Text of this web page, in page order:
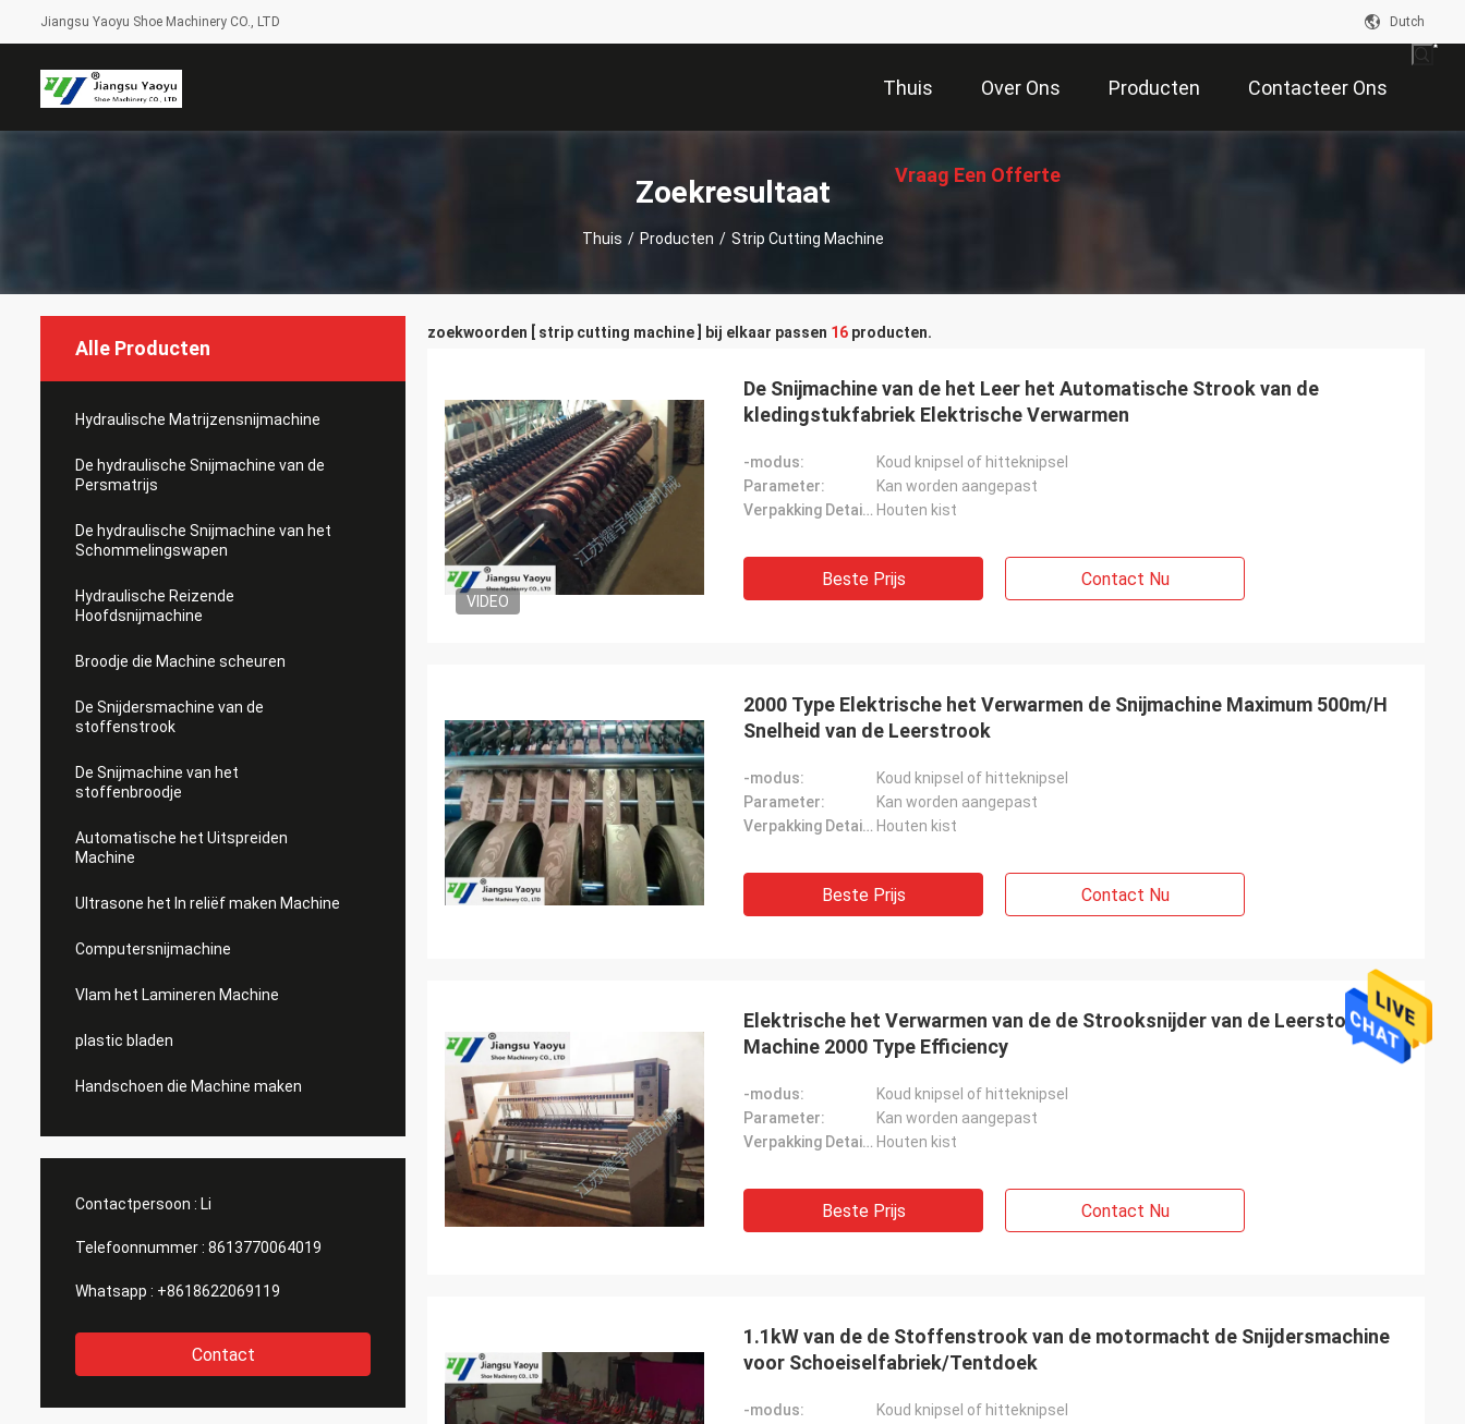
Jiangsu Yaoyu Shoe Machinery CO., LTD Dutch
Thuis Over Ons Producten Contacteer Ons
Vraag Een Offerte
Zoekresultaat
Thuis / Producten / Strip Cutting Machine
Alle Producten
Hydraulische Matrijzensnijmachine
De hydraulische Snijmachine van de
Persmatrijs
De hydraulische Snijmachine van het
Schommelingswapen
Hydraulische Reizende
Hoofdsnijmachine
Broodje die Machine scheuren
De Snijdersmachine van de
stoffenstrook
De Snijmachine van het
stoffenbroodje
Automatische het Uitspreiden
Machine
Ultrasone het In reliëf maken Machine
Computersnijmachine
Vlam het Lamineren Machine
plastic bladen
Handschoen die Machine maken
Contactpersoon : Li
Telefoonnummer : 8613770064019
Whatsapp : +8618622069119
Contact
zoekwoorden [ strip cutting machine ] bij elkaar passen 16 producten.
VIDEO
De Snijmachine van de het Leer het Automatische Strook van de
kledingstukfabriek Elektrische Verwarmen
-modus:
Koud knipsel of hitteknipsel
Parameter:
Kan worden aangepast
Verpakking Details: Houten kist
Beste Prijs Contact Nu
2000 Type Elektrische het Verwarmen de Snijmachine Maximum 500m/H
Snelheid van de Leerstrook
-modus:
Koud knipsel of hitteknipsel
Parameter:
Kan worden aangepast
Verpakking Details: Houten kist
Beste Prijs Contact Nu
Elektrische het Verwarmen van de de Strooksnijder van de Leerstof
Machine 2000 Type Efficiency
-modus:
Koud knipsel of hitteknipsel
Parameter:
Kan worden aangepast
Verpakking Details: Houten kist
Beste Prijs Contact Nu
1.1kW van de de Stoffenstrook van de motormacht de Snijdersmachine
voor Schoeiselfabriek/Tentdoek
-modus:
Koud knipsel of hitteknipsel